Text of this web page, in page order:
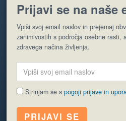
Pogoji
Prijavi se na naše
Vpiši svoj email naslov in prejemaj
zanimivostih s področja osebne rasti,
zdravega načina življenja.
Strinjam se spogoji prijave in